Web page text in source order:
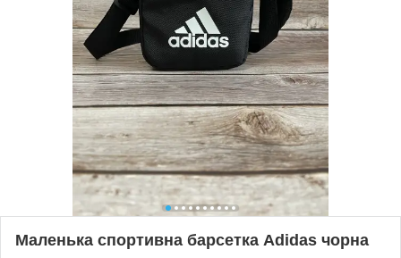
Маленька спортивна барсетка Adidas чорна